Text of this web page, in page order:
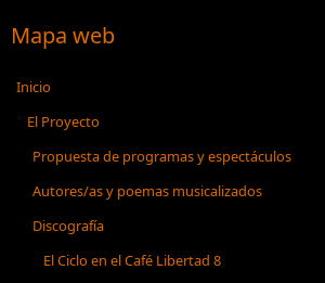
Mapa web
Inicio
El Proyecto
Propuesta de programas y espectáculos
Autores/as y poemas musicalizados
Discografía
El Ciclo en el Café Libertad 8